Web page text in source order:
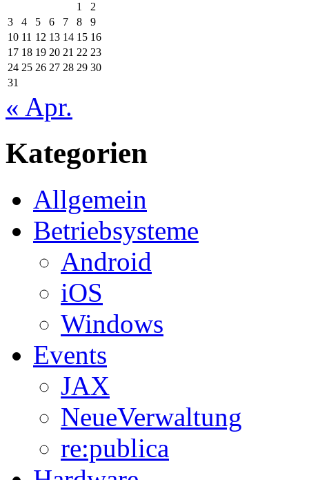
1
2
3
4 5 6 7 8
9
10 11 12 13 14 15 16
17 18 19 20 21 22 23
24 25 26 27 28 29 30
31
« Apr.
Kategorien
Allgemein
Betriebsysteme
Android
iOS
Windows
Events
JAX
NeueVerwaltung
re:publica